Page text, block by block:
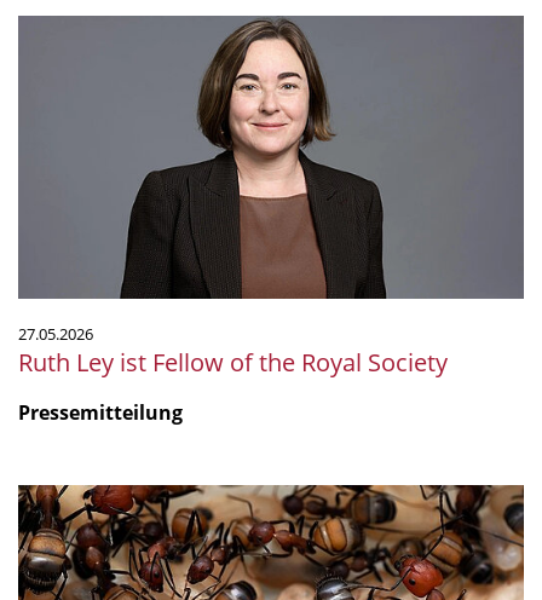
27.05.2026
Ruth Ley ist Fellow of the Royal Society
Pressemitteilung
Gift
als
Immun-
Cocktail